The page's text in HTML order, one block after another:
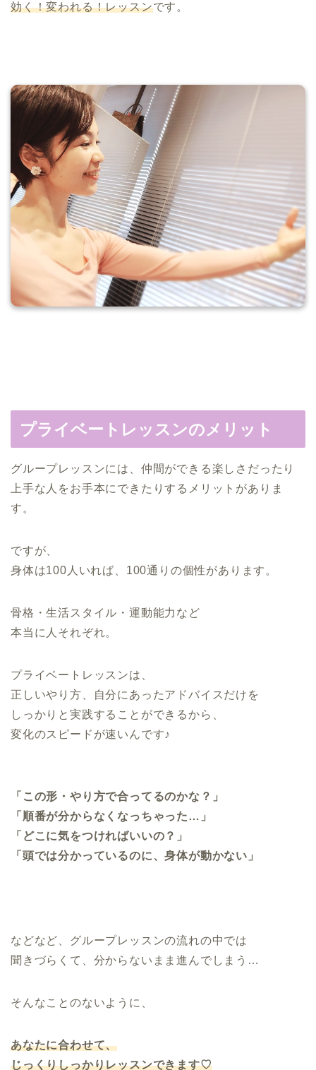
効く！変われる！レッスンです。
プライベートレッスンのメリット
グループレッスンには、仲間ができる楽しさだったり
上手な人をお手本にできたりするメリットがありま
す。
ですが、
身体は100人いれば、100通りの個性があります。
骨格・生活スタイル・運動能力など
本当に人それぞれ。
プライベートレッスンは、
正しいやり方、自分にあったアドバイスだけを
しっかりと実践することができるから、
変化のスピードが速いんです♪
「この形・やり方で合ってるのかな？」
「順番が分からなくなっちゃった…」
「どこに気をつければいいの？」
「頭では分かっているのに、身体が動かない」
などなど、グループレッスンの流れの中では
聞きづらくて、分からないまま進んでしまう…
そんなことのないように、
あなたに合わせて、
じっくりしっかりレッスンできます♡